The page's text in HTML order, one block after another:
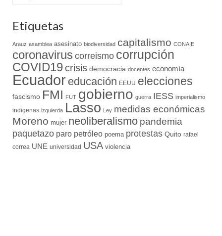
Etiquetas
Arauz asamblea asesinato biodiversidad capitalismo CONAIE
coronavirus correismo corrupción
COVID19crisis democracia docentes economía
Ecuador educación EEUU elecciones
fascismo FMI FUT gobierno guerra IESS imperialismo
indigenas izquierda Lasso Ley medidas económicas
Moreno mujer neoliberalismo pandemia
paquetazo paro petróleo poema protestas Quito rafael
correa UNE universidad USA violencia